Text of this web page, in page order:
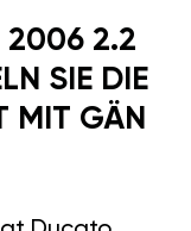
2006 2.2
SIE DIE
MIT GÄN